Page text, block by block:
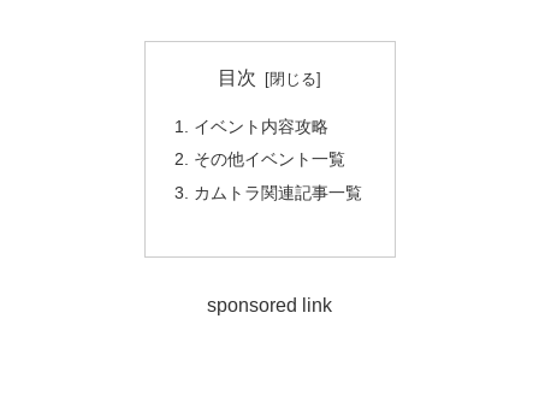
目次
イベント内容攻略
その他イベント一覧
カムトラ関連記事一覧
sponsored link